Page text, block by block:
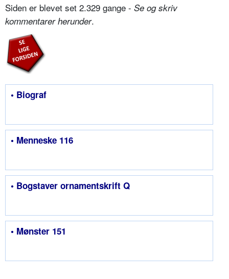
Siden er blevet set 2.329 gange - Se og skriv
kommentarer herunder.
• Biograf
• Menneske 116
• Bogstaver ornamentskrift Q
• Mønster 151